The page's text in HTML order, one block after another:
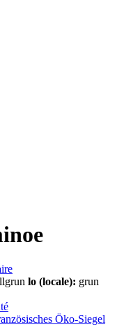
lo (locale): grun
Öko-Siegel